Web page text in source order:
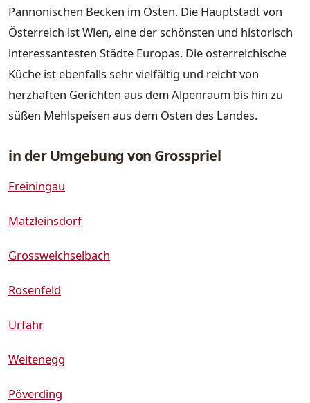
Pannonischen Becken im Osten. Die Hauptstadt von
Österreich ist Wien, eine der schönsten und historisch
interessantesten Städte Europas. Die österreichische
Küche ist ebenfalls sehr vielfältig und reicht von
herzhaften Gerichten aus dem Alpenraum bis hin zu
süßen Mehlspeisen aus dem Osten des Landes.
in der Umgebung von Grosspriel
Freiningau
Matzleinsdorf
Grossweichselbach
Rosenfeld
Urfahr
Weitenegg
Pöverding